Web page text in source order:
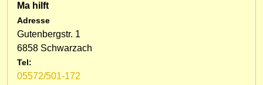
Ma hilft
Adresse
Gutenbergstr. 1
6858 Schwarzach
Tel:
05572/501-172